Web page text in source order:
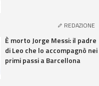
REDAZIONE
È morto Jorge Messi: il padre
di Leo che lo accompagnò nei
primi passi a Barcellona